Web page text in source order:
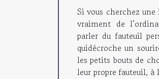
cadeau
Si vous cherchez
vraiment de
parler du fauteuil
quidécroche un
les petits bouts de
leur propre fauteuil, à